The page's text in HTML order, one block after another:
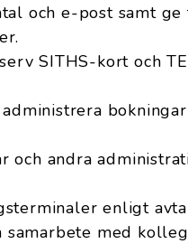
och e-post samt
SITHS-kort och
och andra
enligt
med